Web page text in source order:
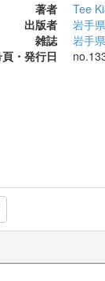
著者 Tee
出版者
岩手
雑誌
岩手
・発行日